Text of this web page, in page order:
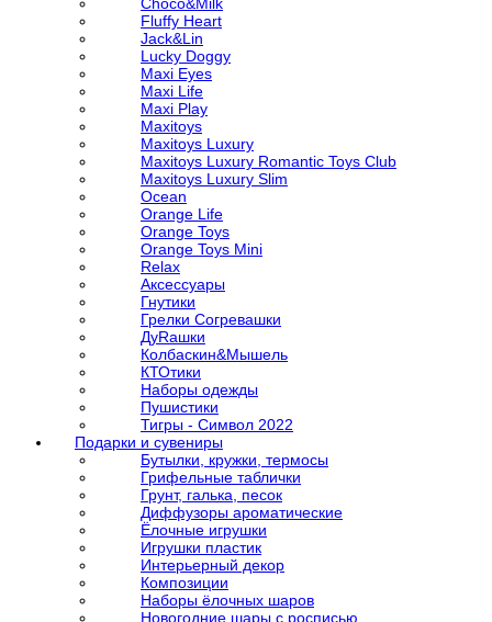
Choco&Milk
Fluffy Heart
Jack&Lin
Lucky Doggy
Maxi Eyes
Maxi Life
Maxi Play
Maxitoys
Maxitoys Luxury
Maxitoys Luxury Romantic Toys Club
Maxitoys Luxury Slim
Ocean
Orange Life
Orange Toys
Orange Toys Mini
Relax
Аксессуары
Гнутики
Грелки Согревашки
ДуRашки
Колбаскин&Мышель
КТОтики
Наборы одежды
Пушистики
Тигры - Символ 2022
Подарки и сувениры
Бутылки, кружки, термосы
Грифельные таблички
Грунт, галька, песок
Диффузоры ароматические
Ёлочные игрушки
Игрушки пластик
Интерьерный декор
Композиции
Наборы ёлочных шаров
Новогодние шары с росписью